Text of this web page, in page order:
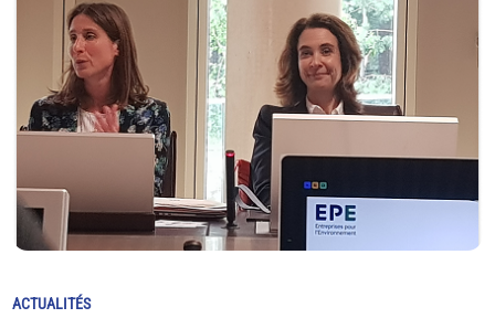
ACTUALITÉS